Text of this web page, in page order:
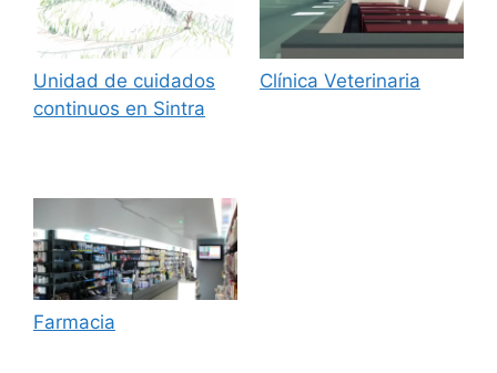
Unidad de cuidados
continuos en Sintra
Clínica Veterinaria
Farmacia